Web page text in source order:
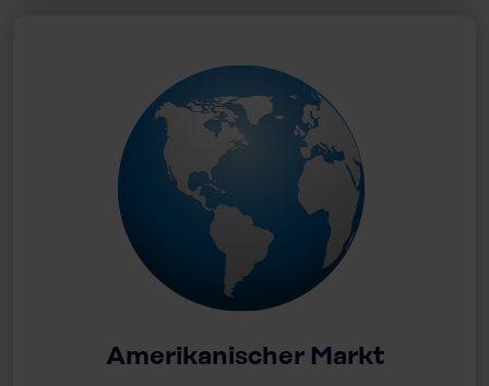
Amerikanischer Markt